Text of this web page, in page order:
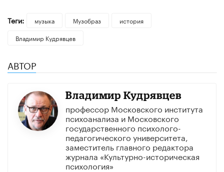
Теги: музыка Музобраз
история
Владимир Кудрявцев
АВТОР
Владимир Кудрявцев
профессор Московского института
психоанализа и Московского
государственного психолого-
педагогического университета,
заместитель главного редактора
журнала «Культурно-историческая
психология»